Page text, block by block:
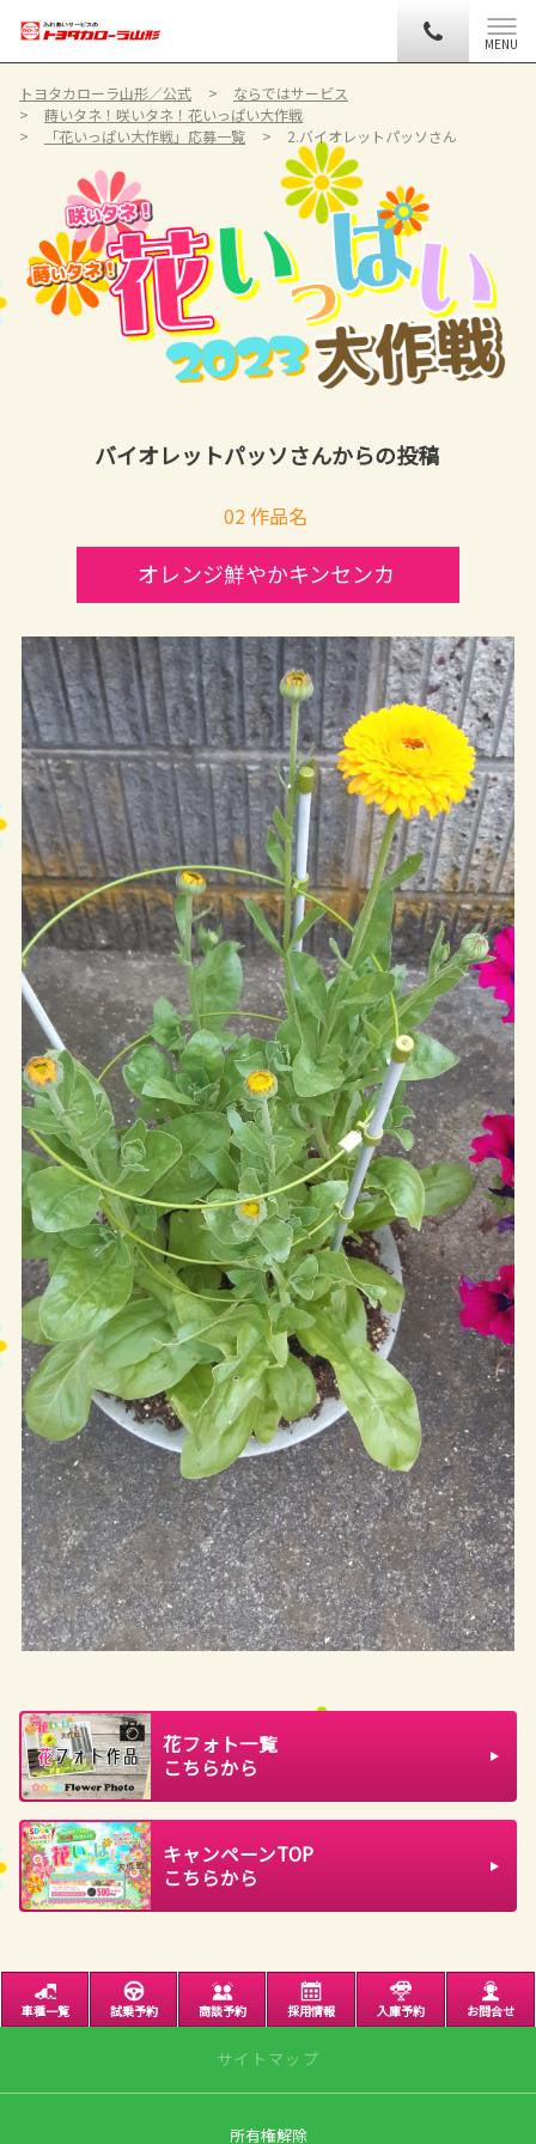
MENU
トヨタカローラ山形／公式
ならではサービス
蒔いタネ！咲いタネ！花いっぱい大作戦
「花いっぱい大作戦」応募一覧
2.バイオレットパッソさん
02 作品名
オレンジ鮮やかキンセンカ
バイオレットパッソさんからの投稿
花フォト一覧
こちらから
キャンペーンTOP
こちらから
車種一覧 試乗予約 商談予約 採用情報 入庫予約 お問合せ
サイトマップ
所有権解除